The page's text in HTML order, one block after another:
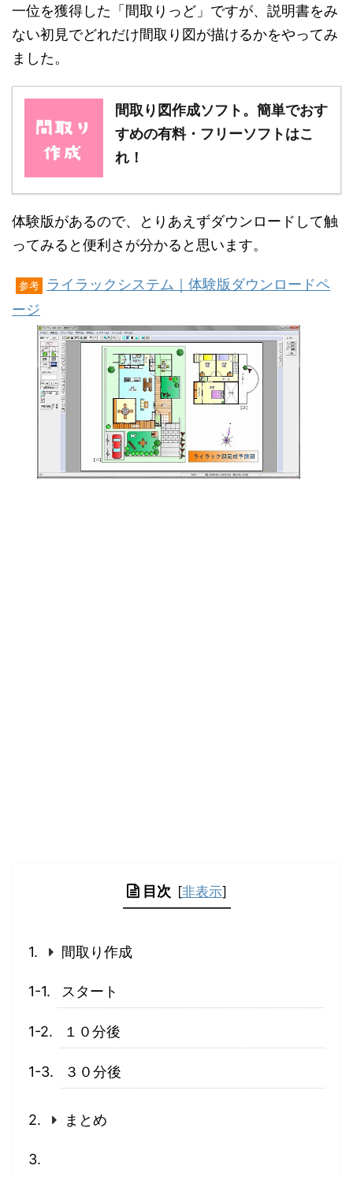
一位を獲得した「間取りっど」ですが、説明書をみ
ない初見でどれだけ間取り図が描けるかをやってみ
ました。
間取り図作成ソフト。簡単でおす
すめの有料・フリーソフトはこ
れ！
体験版があるので、とりあえずダウンロードして触
ってみると便利さが分かると思います。
参考
ライラックシステム｜体験版ダウンロードペ
ージ
目次 [非表示]
間取り作成
スタート
１０分後
３０分後
まとめ